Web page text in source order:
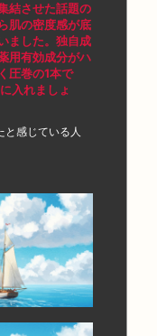
結させた話題の
肌の密度感が底
ました。独自成
用有効成分がハ
圧巻の1本で
入れましょ
と感じている人